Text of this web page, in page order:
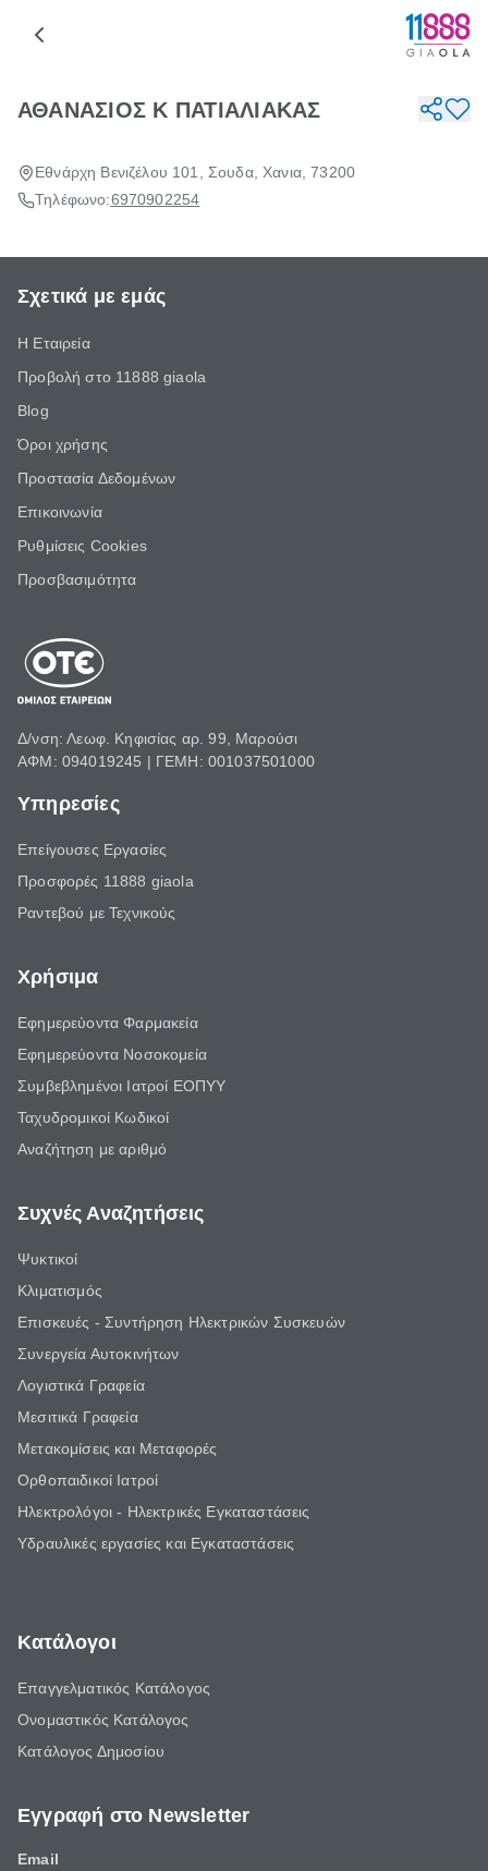
ΑΘΑΝΑΣΙΟΣ Κ ΠΑΤΙΑΛΙΑΚΑΣ
Εθνάρχη Βενιζέλου 101, Σουδα, Χανια, 73200
Τηλέφωνο:6970902254
Σχετικά με εμάς
Η Εταιρεία
Προβολή στο 11888 giaola
Blog
Όροι χρήσης
Προστασία Δεδομένων
Επικοινωνία
Ρυθμίσεις Cookies
Προσβασιμότητα
Δ/νση: Λεωφ. Κηφισίας αρ. 99, Μαρούσι
ΑΦΜ: 094019245 | ΓΕΜΗ: 001037501000
Υπηρεσίες
Επείγουσες Εργασίες
Προσφορές 11888 giaola
Ραντεβού με Τεχνικούς
Χρήσιμα
Εφημερεύοντα Φαρμακεία
Εφημερεύοντα Νοσοκομεία
Συμβεβλημένοι Ιατροί ΕΟΠΥΥ
Ταχυδρομικοί Κωδικοί
Αναζήτηση με αριθμό
Συχνές Αναζητήσεις
Ψυκτικοί
Κλιματισμός
Επισκευές - Συντήρηση Ηλεκτρικών Συσκευών
Συνεργεία Αυτοκινήτων
Λογιστικά Γραφεία
Μεσιτικά Γραφεία
Μετακομίσεις και Μεταφορές
Ορθοπαιδικοί Ιατροί
Ηλεκτρολόγοι - Ηλεκτρικές Εγκαταστάσεις
Υδραυλικές εργασίες και Εγκαταστάσεις
Κατάλογοι
Επαγγελματικός Κατάλογος
Ονομαστικός Κατάλογος
Κατάλογος Δημοσίου
Εγγραφή στο Newsletter
Email